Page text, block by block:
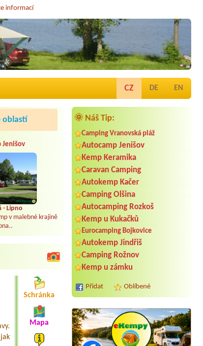
informací
CZ DE EN
🌞 Náš Tip:
Camping Vranovská pláž
Autocamp Jenišov
Kemp Keramika
Caravan Camping
Autokemp Kačer
Camping Olšina
Autocamping Rozkoš
Kemp u Kukačků
Eurocamping Bojkovice
Autokemp Jindřiš
Camping Rožnov
Kemp u zámku
Přidat Oblíbené
oblastí
Jenišov
- Lipno
v malebné krajině
Schránka
Mapa